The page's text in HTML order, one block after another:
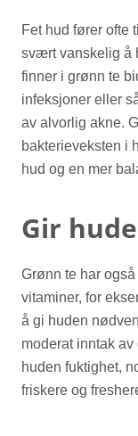
Fet hud fører ofte
svært vanskelig å
finner i grønn te
infeksjoner eller
av alvorlig akne.
bakterieveksten i
hud og en mer
Gir
Grønn te har
vitaminer, for
å gi huden
moderat inntak
huden fuktighet,
friskere og